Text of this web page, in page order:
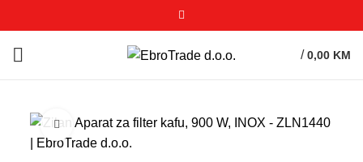
/ 0,00 KM
Click to enlarge